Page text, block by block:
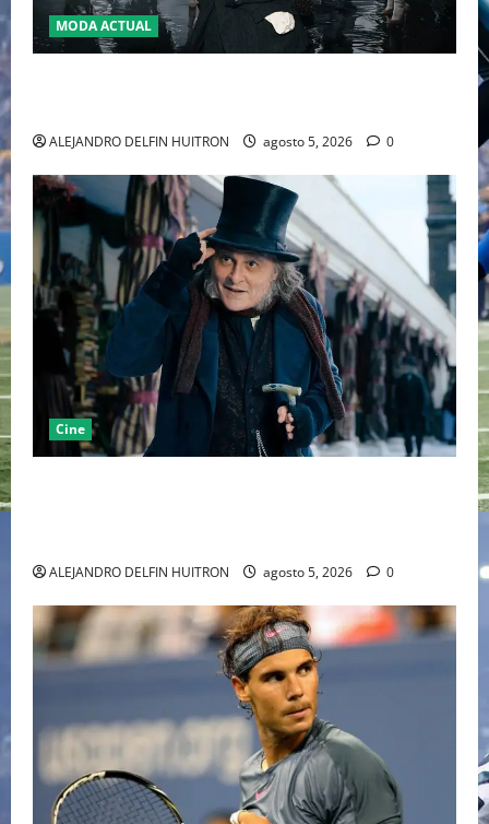
MODA ACTUAL
ALEJANDRO DELFIN HUITRON agosto 5, 2026 0
Cine
ALEJANDRO DELFIN HUITRON agosto 5, 2026 0